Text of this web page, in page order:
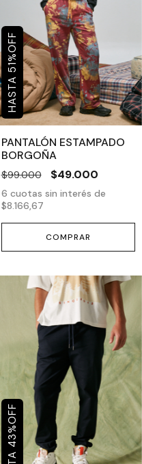
51
%
OFF
PANTALÓN ESTAMPADO
BORGOÑA
$99.000 $49.000
6 cuotas sin interés de
$8.166,67
COMPRAR
43
%
OFF